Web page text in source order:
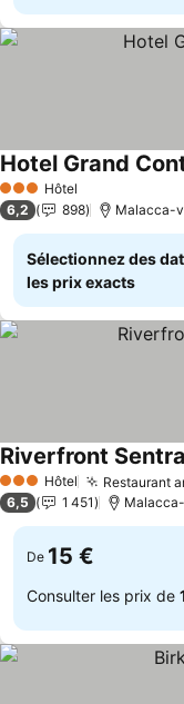
3 ÉtoilesHôtel
Hotel Grand
6,2 898 Malacca-
Sélectionnez des
les prix exacts
3 ÉtoilesHôtel Restaurant
Riverfront
6,5 1 451
De 15 €
Consulter les prix de